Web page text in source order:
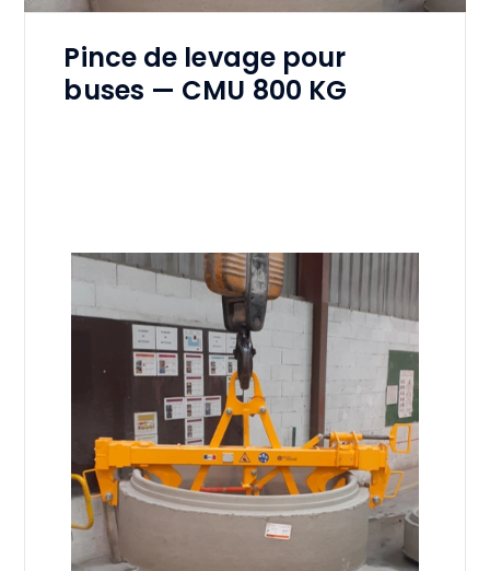
Pince de levage pour
buses — CMU 800 KG